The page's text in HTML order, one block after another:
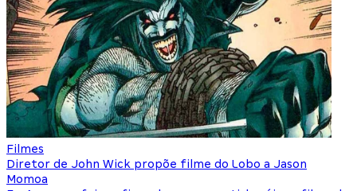
Filmes
Diretor de John Wick propõe filme do Lobo a Jason
Momoa